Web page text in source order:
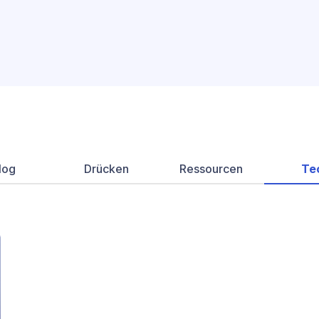
Drücken Ressourcen